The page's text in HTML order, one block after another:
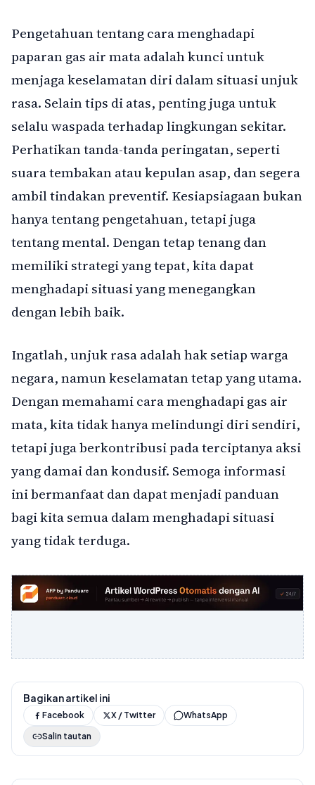
Pengetahuan tentang cara menghadapi
paparan gas air mata adalah kunci untuk
menjaga keselamatan diri dalam situasi unjuk
rasa. Selain tips di atas, penting juga untuk
selalu waspada terhadap lingkungan sekitar.
Perhatikan tanda-tanda peringatan, seperti
suara tembakan atau kepulan asap, dan segera
ambil tindakan preventif. Kesiapsiagaan bukan
hanya tentang pengetahuan, tetapi juga
tentang mental. Dengan tetap tenang dan
memiliki strategi yang tepat, kita dapat
menghadapi situasi yang menegangkan
dengan lebih baik.
Ingatlah, unjuk rasa adalah hak setiap warga
negara, namun keselamatan tetap yang utama.
Dengan memahami cara menghadapi gas air
mata, kita tidak hanya melindungi diri sendiri,
tetapi juga berkontribusi pada terciptanya aksi
yang damai dan kondusif. Semoga informasi
ini bermanfaat dan dapat menjadi panduan
bagi kita semua dalam menghadapi situasi
yang tidak terduga.
Bagikan artikel ini
Facebook X / Twitter
WhatsApp
Salin tautan